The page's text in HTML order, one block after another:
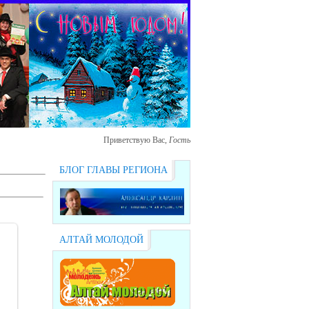
Приветствую Вас, Гость
БЛОГ ГЛАВЫ РЕГИОНА
АЛТАЙ МОЛОДОЙ